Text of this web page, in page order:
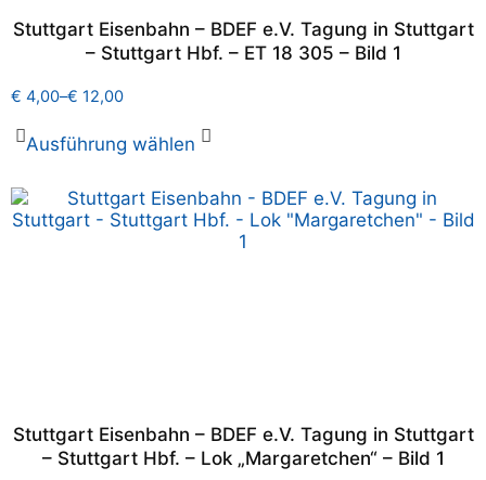
Stuttgart Eisenbahn – BDEF e.V. Tagung in Stuttgart
– Stuttgart Hbf. – ET 18 305 – Bild 1
€ 4,00–€ 12,00
Ausführung wählen
Stuttgart Eisenbahn – BDEF e.V. Tagung in Stuttgart
– Stuttgart Hbf. – Lok „Margaretchen“ – Bild 1